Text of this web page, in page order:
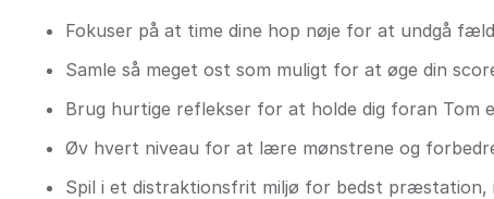
Fokuser på at time dine hop nøje for at undgå
Samle så meget ost som muligt for at øge din
Brug hurtige reflekser for at holde dig foran
Øv hvert niveau for at lære mønstrene og
Spil i et distraktionsfrit miljø for bedst præstation,